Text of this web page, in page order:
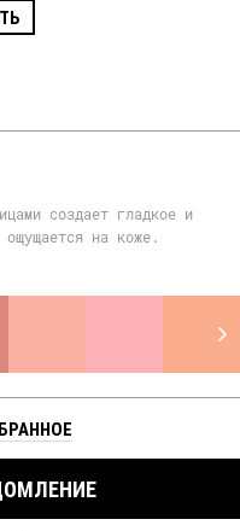
создает гладкое и
ощущается на коже.